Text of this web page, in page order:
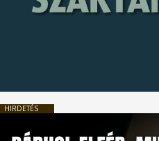
HIRDETÉS